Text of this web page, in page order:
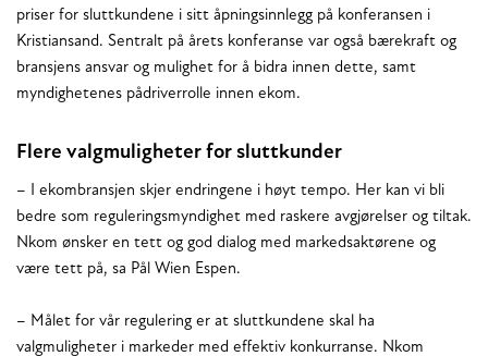
priser for sluttkundene i sitt åpningsinnlegg på konferansen i
Kristiansand. Sentralt på årets konferanse var også bærekraft og
bransjens ansvar og mulighet for å bidra innen dette, samt
myndighetenes pådriverrolle innen ekom.
Flere valgmuligheter for sluttkunder
– I ekombransjen skjer endringene i høyt tempo. Her kan vi bli
bedre som reguleringsmyndighet med raskere avgjørelser og tiltak.
Nkom ønsker en tett og god dialog med markedsaktørene og
være tett på, sa Pål Wien Espen.
– Målet for vår regulering er at sluttkundene skal ha
valgmuligheter i markeder med effektiv konkurranse. Nkom